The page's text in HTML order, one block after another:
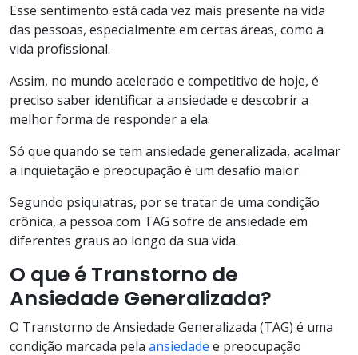
Esse sentimento está cada vez mais presente na vida
das pessoas, especialmente em certas áreas, como a
vida profissional.
Assim, no mundo acelerado e competitivo de hoje, é
preciso saber identificar a ansiedade e descobrir a
melhor forma de responder a ela.
Só que quando se tem ansiedade generalizada, acalmar
a inquietação e preocupação é um desafio maior.
Segundo psiquiatras, por se tratar de uma condição
crônica, a pessoa com TAG sofre de ansiedade em
diferentes graus ao longo da sua vida.
O que é Transtorno de
Ansiedade Generalizada?
O Transtorno de Ansiedade Generalizada (TAG) é uma
condição marcada pela ansiedade e preocupação